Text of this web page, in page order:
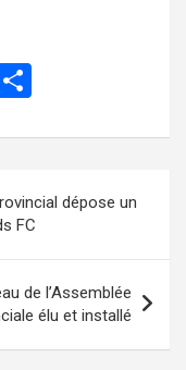
ta
g
er dépose un
FC
de l’Assemblée
élu et installé